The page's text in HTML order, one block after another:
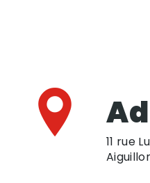
11 rue